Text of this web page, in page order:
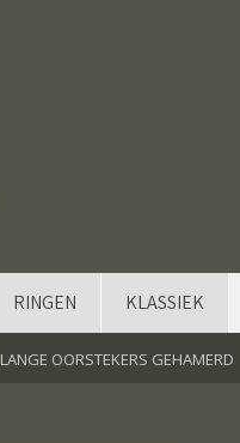
RINGEN KLASSIEK
LANGE OORSTEKERS GEHAMERD